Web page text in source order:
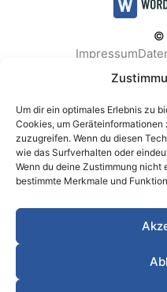
Um dir ein optimales Erlebnis zu
Cookies, um
zuzugreifen. Wenn du diesen
wie das Surfverhalten oder
Wenn du deine Zustimmung
bestimmte Merkmale und
©
Impressum
Facebook
Berichte & Analysen